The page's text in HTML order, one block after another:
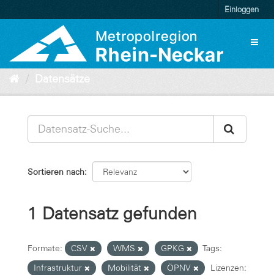
zum
Einloggen
Datensätze
Sortieren nach
1 Datensatz gefunden
Formate: CSV WMS GPKG
Tags:
Infrastruktur
Mobilität ÖPNV
Lizenzen: